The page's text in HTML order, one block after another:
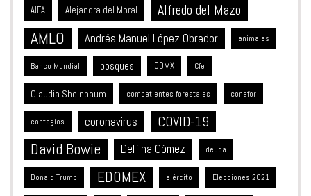
AIFA Alejandra del Moral Alfredo del Mazo
AMLO Andrés Manuel López Obrador animales
Banco Mundial bosques CDMX Cfe
Claudia Sheinbaum combatientes forestales conafor
contagios coronavirus COVID-19
David Bowie Delfina Gómez deuda
Donald Trump EDOMEX ejército Elecciones 2021